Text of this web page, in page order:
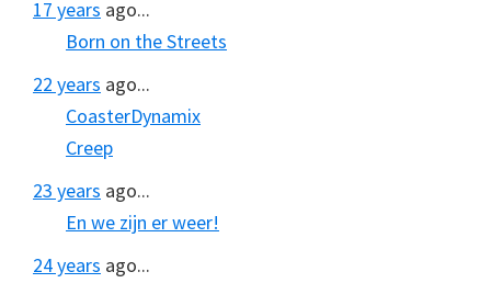
17 years ago...
Born on the Streets
22 years ago...
CoasterDynamix
Creep
23 years ago...
En we zijn er weer!
24 years ago...